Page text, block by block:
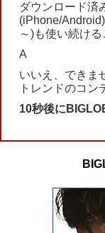
ダウンロード済
(iPhone/
～)も使い続け
A
いいえ、できま
トレンドのコン
10秒後に